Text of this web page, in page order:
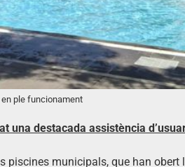
ple funcionament
una destacada assistència
piscines municipals, que han